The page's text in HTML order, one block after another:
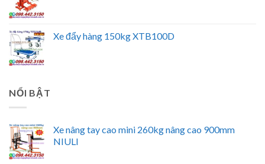
Xe đẩy hàng 150kg XTB100D
NỔI BẬT
Xe nâng tay cao mini 260kg nâng cao 900mm
NIULI